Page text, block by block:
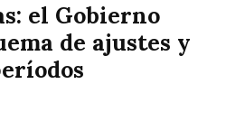
el Gobierno
de ajustes y